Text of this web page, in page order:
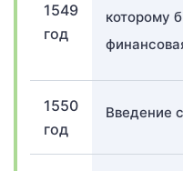
1549
год
которому
1550
год
Введение